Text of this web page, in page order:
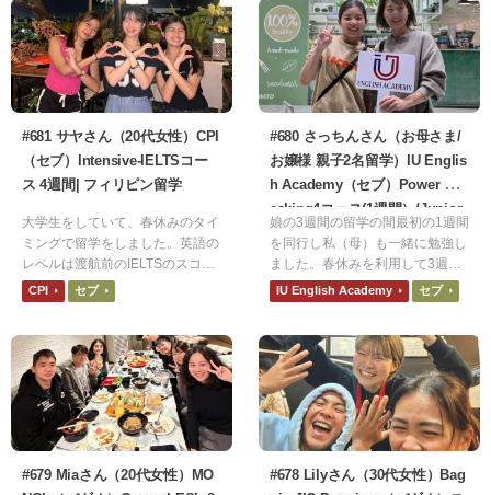
スピーキングはできませんでし
た。
#681 サヤさん（20代女性）CPI
（セブ）Intensive-IELTSコー
ス 4週間| フィリピン留学
大学生をしていて、春休みのタイ
ミングで留学をしました。英語の
レベルは渡航前のIELTSのスコア
は5.0でした。フィリピンには旅
行で行ったことがあり、フィリピ
また行きたいと思っていたので、
フィリピンを選びました。また他
の国に比べて料金が安かったから
です。
CPI セブ
#680 さっちんさん（お母さま/
お嬢様 親子2名留学）IU Englis
h Academy（セブ）Power Sp
eaking4コース(1週間）/Junior
コース（3週間）| フィリピン留
学
娘の3週間の留学の間最初の1週間
を同行し私（母）も一緒に勉強し
ました。春休みを利用して3週間
の留学でしたが、初めての留学で
あり2週間は娘一人でで生活する
ましたが、学校生活が楽しかった
体調崩すことも無かったため1ヶ
月にしても良かったなと思うくら
い満足しています。
IU English Academy セブ
#679 Miaさん（20代女性）MO
#678 Lilyさん（30代女性）Bag